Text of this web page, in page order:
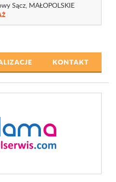
Sącz, MAŁOPOLSKIE
KONTAKT